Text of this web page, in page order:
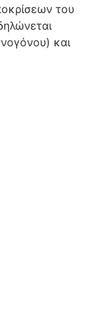
του
και